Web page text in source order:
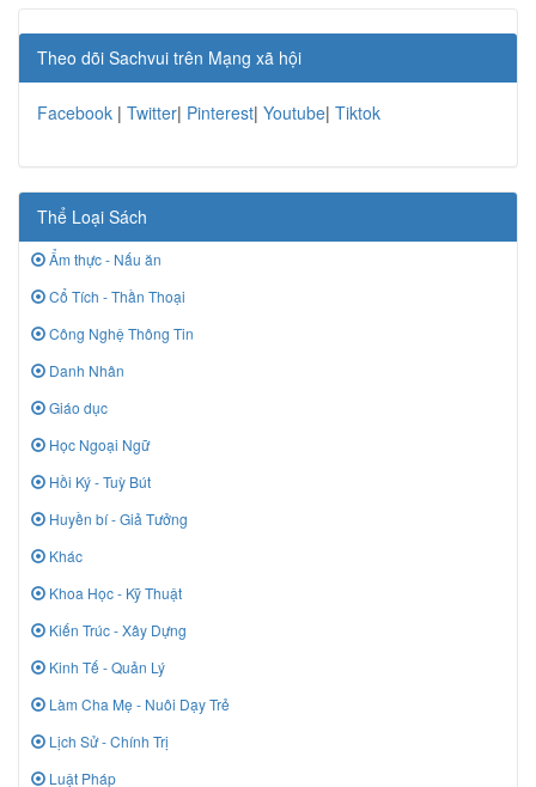
Theo dõi Sachvui trên Mạng xã hội
Facebook | Twitter| Pinterest| Youtube| Tiktok
Thể Loại Sách
Ẩm thực - Nấu ăn
Cổ Tích - Thần Thoại
Công Nghệ Thông Tin
Danh Nhân
Giáo dục
Học Ngoại Ngữ
Hồi Ký - Tuỳ Bút
Huyền bí - Giả Tưởng
Khác
Khoa Học - Kỹ Thuật
Kiến Trúc - Xây Dựng
Kinh Tế - Quản Lý
Làm Cha Mẹ - Nuôi Dạy Trẻ
Lịch Sử - Chính Trị
Luật Pháp